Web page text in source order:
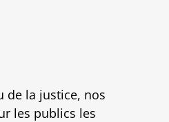
de la justice, nos
les publics les